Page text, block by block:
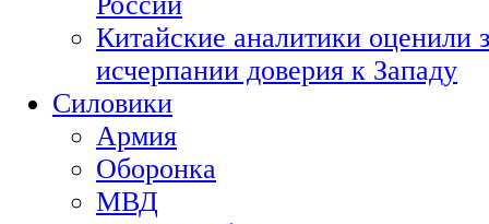
Китайские аналитики оценили
исчерпании доверия к Западу
Силовики
Армия
Оборонка
МВД